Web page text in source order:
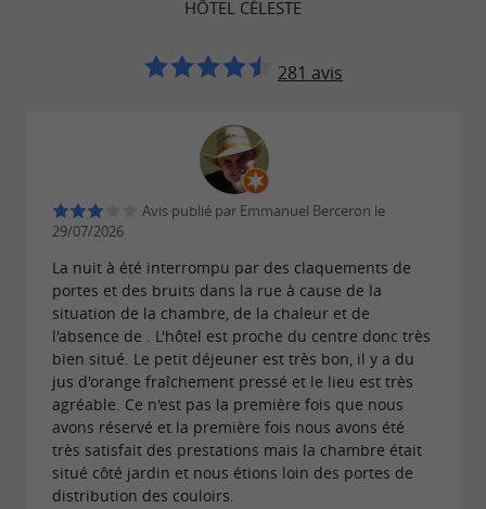
se ressourcer
Dans la tradition des maisons familiales, l’
cuisine simple, saine et faite maison
Au déjeuner comme au dîner, vous pourrez
savourer desplats préparés avec soin, souvent
cuits à la vapeur pour préserver les saveurs.
Demi-pension,pension complèteoupanier
repas: chacun choisit la formule qui lui
convient.
Lasalle de restaurant, avec sa cheminée et son
ambiance conviviale, est aussi l’endroit parfait
pour profiter d’un petit-déjeuner qui vous
aidera à passer une belle journée.
HÔTEL CÉLESTE
281 avis
Avis publié par Emmanuel Berceron le
29/07/2026
La nuit à été interrompu par des claquements de
portes et des bruits dans la rue à cause de la
situation de la chambre, de la chaleur et de
l'absence de . L'hôtel est proche du centre donc très
bien situé. Le petit déjeuner est très bon, il y a du
jus d'orange fraîchement pressé et le lieu est très
agréable. Ce n'est pas la première fois que nous
avons réservé et la première fois nous avons été
très satisfait des prestations mais la chambre était
situé côté jardin et nous étions loin des portes de
distribution des couloirs.